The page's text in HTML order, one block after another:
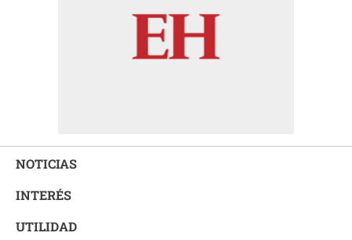
NOTICIAS
INTERÉS
UTILIDAD